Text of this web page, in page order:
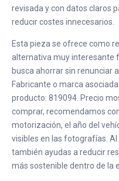
revisada y con datos claros
reducir costes innecesarios.
Esta pieza se ofrece como
alternativa muy interesante
busca ahorrar sin renunciar
Fabricante o marca
producto: 819094. Precio
comprar, recomendamos
motorización, el año del
visibles en las fotografías.
también ayudas a reducir
más sostenible dentro de la